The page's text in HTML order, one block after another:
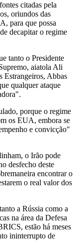
citadas pela
oriundos das
para que possa
decapitar o regime
tanto o Presidente
aiatola Ali
Estrangeiros, Abbas
qualquer ataque
porque o regime
os EUA, embora se
e convicção"
o Irão pode
desfecho deste
encontrar o
o real valor dos
a Rússia como a
na área da Defesa
estão há meses
ininterrupto de